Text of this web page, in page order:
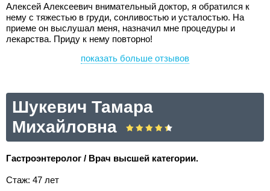
Алексей Алексеевич внимательный доктор, я обратился к
нему с тяжестью в груди, сонливостью и усталостью. На
приеме он выслушал меня, назначил мне процедуры и
лекарства. Приду к нему повторно!
показать больше отзывов
Шукевич Тамара
Михайловна
Гастроэнтеролог / Врач высшей категории.
Стаж: 47 лет